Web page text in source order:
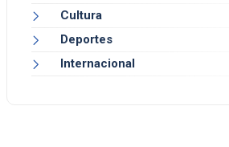
Cultura
Deportes
Internacional